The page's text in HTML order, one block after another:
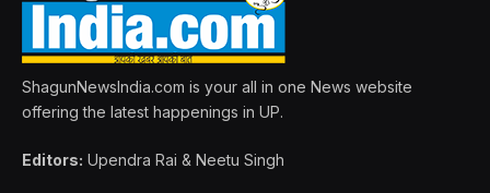
ShagunNewsIndia.com is your all in one News website
offering the latest happenings in UP.
Editors: Upendra Rai & Neetu Singh